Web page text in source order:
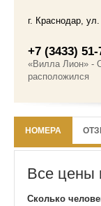
г. Краснодар
+7 (3433) 51-
«Вилла Лион» -
расположился
НОМЕРА
Все цены
Сколько